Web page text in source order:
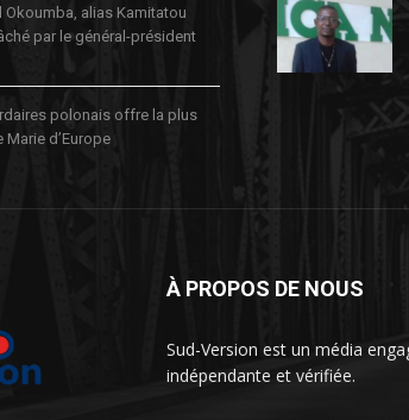
Okoumba, alias Kamitatou
par le général-président
polonais offre la plus
d’Europe
À PROPOS DE NOUS
Sud-Version est un média
indépendante et vérifiée.